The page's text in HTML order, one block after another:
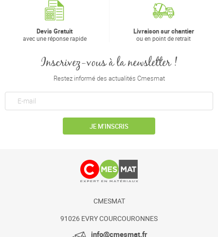
Devis Gratuit
avec une réponse rapide
Livraison sur chantier
ou en point de retrait
Inscrivez-vous à la newsletter !
Restez informé des actualités Cmesmat
JE M’INSCRIS
CMESMAT
91026 EVRY COURCOURONNES
info@cmesmat.fr